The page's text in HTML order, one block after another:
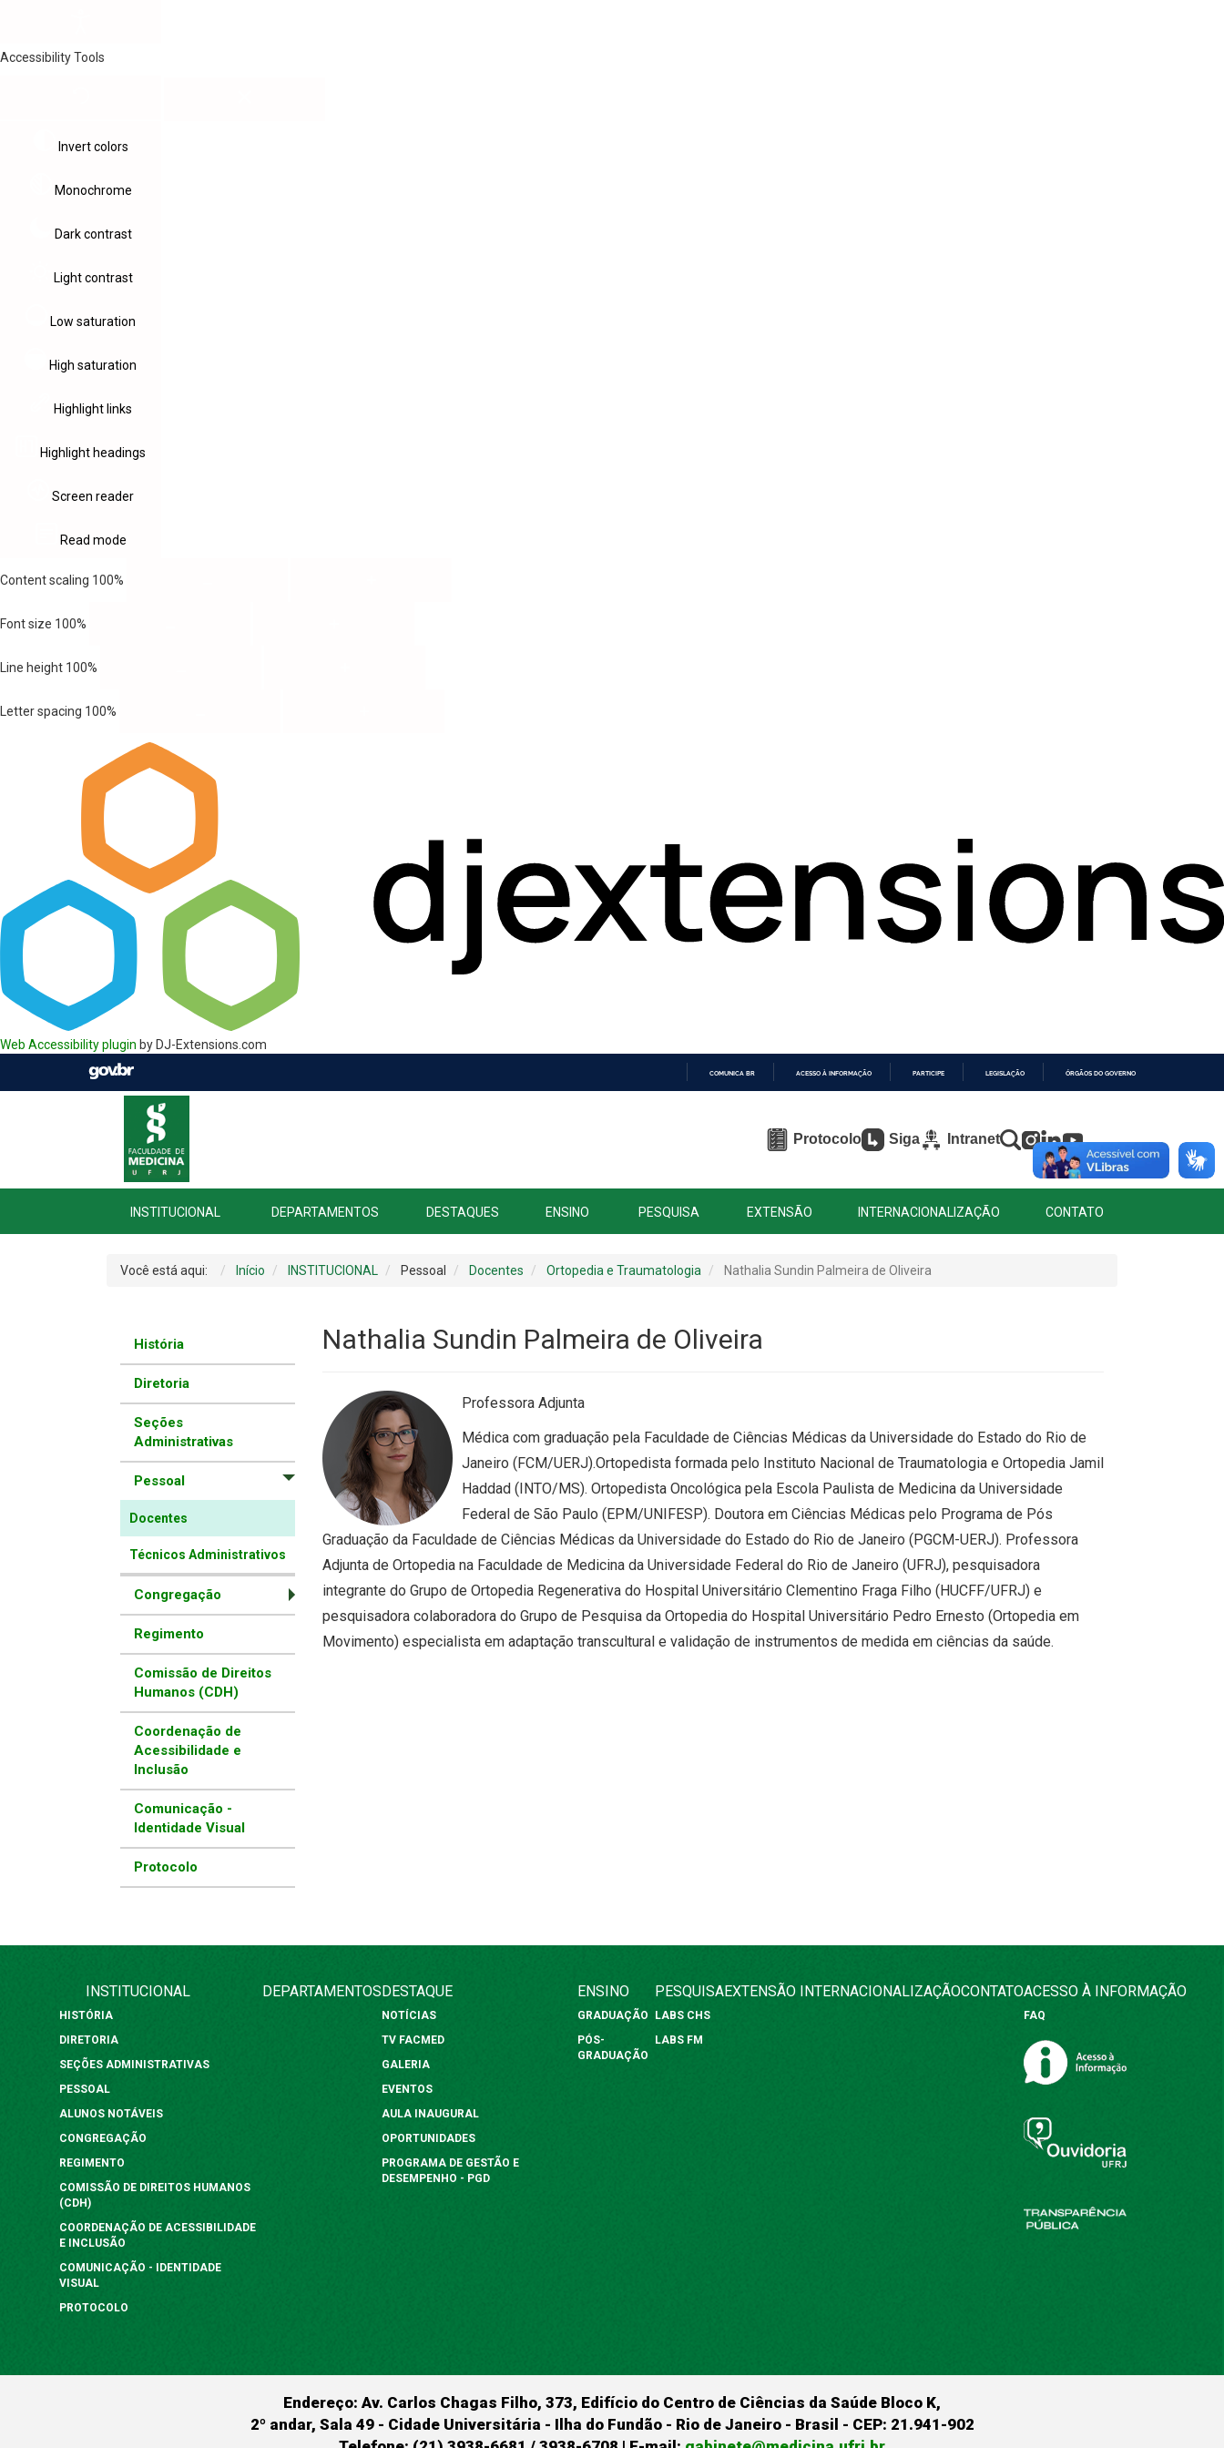
Accessibility Tools
Invert colors
Monochrome
Dark contrast
Light contrast
Low saturation
High saturation
Highlight links
Highlight headings
Screen reader
Read mode
Content scaling 100%
Font size 100%
Line height 100%
Letter spacing 100%
Web Accessibility plugin by DJ-Extensions.com
COMUNICA BR ACESSO À INFORMAÇÃO PARTICIPE LEGISLAÇÃO ÓRGÃOS DO GOVERNO
Protocolo Siga Intranet
INSTITUCIONAL DEPARTAMENTOS DESTAQUES ENSINO PESQUISA EXTENSÃO INTERNACIONALIZAÇÃO CONTATO
Você está aqui: Início INSTITUCIONAL Pessoal Docentes Ortopedia e Traumatologia Nathalia Sundin Palmeira de Oliveira
História
Diretoria
Seções
Administrativas
Pessoal
Docentes
Técnicos Administrativos
Congregação
Regimento
Comissão de Direitos
Humanos (CDH)
Coordenação de
Acessibilidade e
Inclusão
Comunicação -
Identidade Visual
Protocolo
Nathalia Sundin Palmeira de Oliveira
Professora Adjunta
Médica com graduação pela Faculdade de Ciências Médicas da Universidade do Estado do Rio de
Janeiro (FCM/UERJ).Ortopedista formada pelo Instituto Nacional de Traumatologia e Ortopedia Jamil
Haddad (INTO/MS). Ortopedista Oncológica pela Escola Paulista de Medicina da Universidade
Federal de São Paulo (EPM/UNIFESP). Doutora em Ciências Médicas pelo Programa de Pós
Graduação da Faculdade de Ciências Médicas da Universidade do Estado do Rio de Janeiro (PGCM-UERJ). Professora
Adjunta de Ortopedia na Faculdade de Medicina da Universidade Federal do Rio de Janeiro (UFRJ), pesquisadora
integrante do Grupo de Ortopedia Regenerativa do Hospital Universitário Clementino Fraga Filho (HUCFF/UFRJ) e
pesquisadora colaboradora do Grupo de Pesquisa da Ortopedia do Hospital Universitário Pedro Ernesto (Ortopedia em
Movimento) especialista em adaptação transcultural e validação de instrumentos de medida em ciências da saúde.
INSTITUCIONAL
HISTÓRIA
DIRETORIA
SEÇÕES ADMINISTRATIVAS
PESSOAL
ALUNOS NOTÁVEIS
CONGREGAÇÃO
REGIMENTO
COMISSÃO DE DIREITOS HUMANOS
(CDH)
COORDENAÇÃO DE ACESSIBILIDADE
E INCLUSÃO
COMUNICAÇÃO - IDENTIDADE
VISUAL
PROTOCOLO
DEPARTAMENTOSDESTAQUE
NOTÍCIAS
TV FACMED
GALERIA
EVENTOS
AULA INAUGURAL
OPORTUNIDADES
PROGRAMA DE GESTÃO E
DESEMPENHO - PGD
ENSINO
GRADUAÇÃO
PÓS-
GRADUAÇÃO
PESQUISA
LABS CHS
LABS FM
EXTENSÃO INTERNACIONALIZAÇÃOCONTATOACESSO À INFORMAÇÃO
FAQ
Endereço: Av. Carlos Chagas Filho, 373, Edifício do Centro de Ciências da Saúde Bloco K,
2º andar, Sala 49 - Cidade Universitária - Ilha do Fundão - Rio de Janeiro - Brasil - CEP: 21.941-902